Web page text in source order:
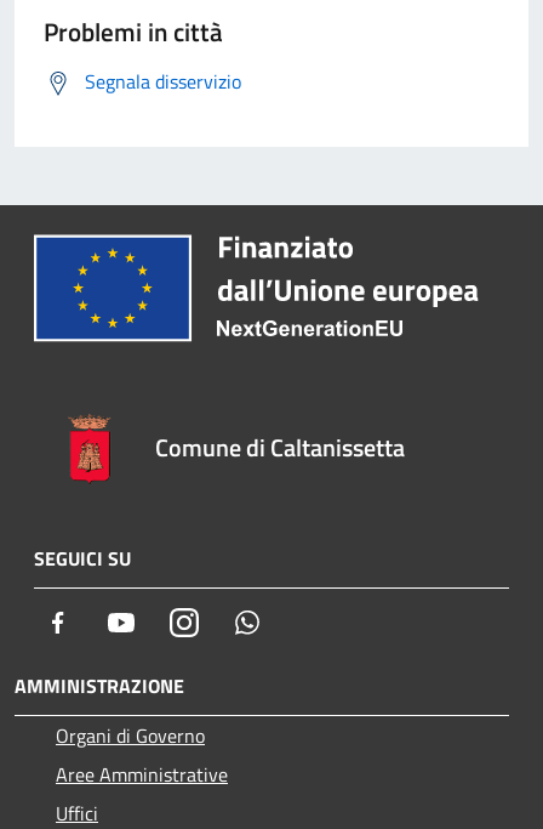
Problemi in città
Segnala disservizio
Comune di Caltanissetta
SEGUICI SU
Facebook YoutubeInstagram
AMMINISTRAZIONE
Organi di Governo
Aree Amministrative
Uffici